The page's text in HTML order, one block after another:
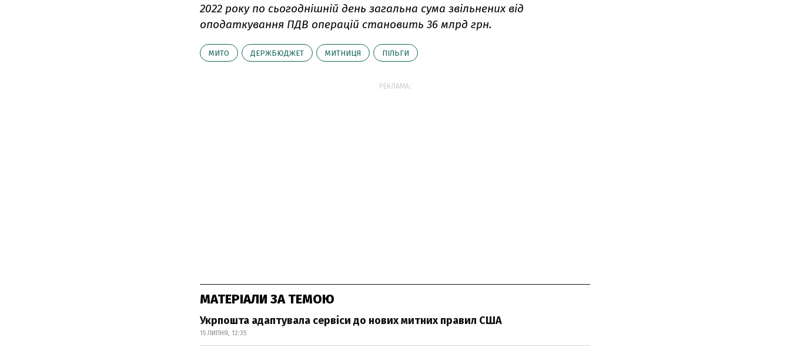
2022 року по сьогоднішній день загальна сума звільнених від
оподаткування ПДВ операцій становить 36 млрд грн.
МИТО ДЕРЖБЮДЖЕТ МИТНИЦЯ ПІЛЬГИ
РЕКЛАМА:
МАТЕРІАЛИ ЗА ТЕМОЮ
Укрпошта адаптувала сервіси до нових митних правил США
15 ЛИПНЯ, 12:35